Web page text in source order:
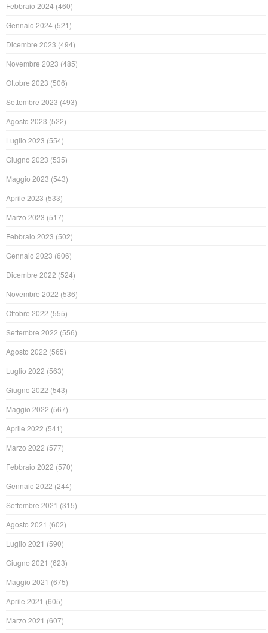
Febbraio 2024 (460)
Gennaio 2024 (521)
Dicembre 2023 (494)
Novembre 2023 (485)
Ottobre 2023 (506)
Settembre 2023 (493)
Agosto 2023 (522)
Luglio 2023 (554)
Giugno 2023 (535)
Maggio 2023 (543)
Aprile 2023 (533)
Marzo 2023 (517)
Febbraio 2023 (502)
Gennaio 2023 (606)
Dicembre 2022 (524)
Novembre 2022 (536)
Ottobre 2022 (555)
Settembre 2022 (556)
Agosto 2022 (565)
Luglio 2022 (563)
Giugno 2022 (543)
Maggio 2022 (567)
Aprile 2022 (541)
Marzo 2022 (577)
Febbraio 2022 (570)
Gennaio 2022 (244)
Settembre 2021 (315)
Agosto 2021 (602)
Luglio 2021 (590)
Giugno 2021 (623)
Maggio 2021 (675)
Aprile 2021 (605)
Marzo 2021 (607)